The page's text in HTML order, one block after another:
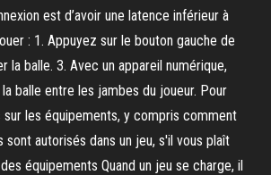
est d’avoir une latence inférieur à
: 1. Appuyez sur le bouton gauche de
la balle. 3. Avec un appareil numérique,
balle entre les jambes du joueur. Pour
sur les équipements, y compris comment
autorisés dans un jeu, s'il vous plaît
équipements Quand un jeu se charge, il